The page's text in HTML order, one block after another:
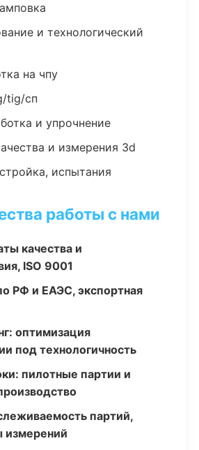
и технологический
на чпу
tig/сп
и упрочнение
и измерения 3d
испытания
работы с нами
качества и
ISO 9001
РФ и ЕАЭС, экспортная
оптимизация
под технологичность
пилотные партии и
партий,
измерений